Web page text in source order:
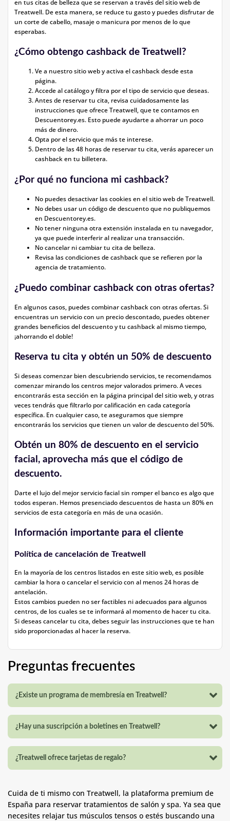
en tus citas de belleza que se reservan a través del sitio web de
Treatwell. De esta manera, se reduce tu gasto y puedes disfrutar de
un corte de cabello, masaje o manicura por menos de lo que
esperabas.
¿Cómo obtengo cashback de Treatwell?
Ve a nuestro sitio web y activa el cashback desde esta
página.
Accede al catálogo y filtra por el tipo de servicio que deseas.
Antes de reservar tu cita, revisa cuidadosamente las
instrucciones que ofrece Treatwell, que te contamos en
Descuentorey.es. Esto puede ayudarte a ahorrar un poco
más de dinero.
Opta por el servicio que más te interese.
Dentro de las 48 horas de reservar tu cita, verás aparecer un
cashback en tu billetera.
¿Por qué no funciona mi cashback?
No puedes desactivar las cookies en el sitio web de Treatwell.
No debes usar un código de descuento que no publiquemos
en Descuentorey.es.
No tener ninguna otra extensión instalada en tu navegador,
ya que puede interferir al realizar una transacción.
No cancelar ni cambiar tu cita de belleza.
Revisa las condiciones de cashback que se refieren por la
agencia de tratamiento.
¿Puedo combinar cashback con otras ofertas?
En algunos casos, puedes combinar cashback con otras ofertas. Si
encuentras un servicio con un precio descontado, puedes obtener
grandes beneficios del descuento y tu cashback al mismo tiempo,
¡ahorrando el doble!
Reserva tu cita y obtén un 50% de descuento
Si deseas comenzar bien descubriendo servicios, te recomendamos
comenzar mirando los centros mejor valorados primero. A veces
encontrarás esta sección en la página principal del sitio web, y otras
veces tendrás que filtrarlo por calificación en cada categoría
específica. En cualquier caso, te aseguramos que siempre
encontrarás los servicios que tienen un valor de descuento del 50%.
Obtén un 80% de descuento en el servicio
facial, aprovecha más que el código de
descuento.
Darte el lujo del mejor servicio facial sin romper el banco es algo que
todos esperan. Hemos presenciado descuentos de hasta un 80% en
servicios de esta categoría en más de una ocasión.
Información importante para el cliente
Política de cancelación de Treatwell
En la mayoría de los centros listados en este sitio web, es posible
cambiar la hora o cancelar el servicio con al menos 24 horas de
antelación.
Estos cambios pueden no ser factibles ni adecuados para algunos
centros, de los cuales se te informará al momento de hacer tu cita.
Si deseas cancelar tu cita, debes seguir las instrucciones que te han
sido proporcionadas al hacer la reserva.
Preguntas frecuentes
¿Existe un programa de membresía en Treatwell?
¿Hay una suscripción a boletines en Treatwell?
¿Treatwell ofrece tarjetas de regalo?
Cuida de ti mismo con Treatwell, la plataforma premium de
España para reservar tratamientos de salón y spa. Ya sea que
necesites relajar tus músculos tensos o estés buscando una